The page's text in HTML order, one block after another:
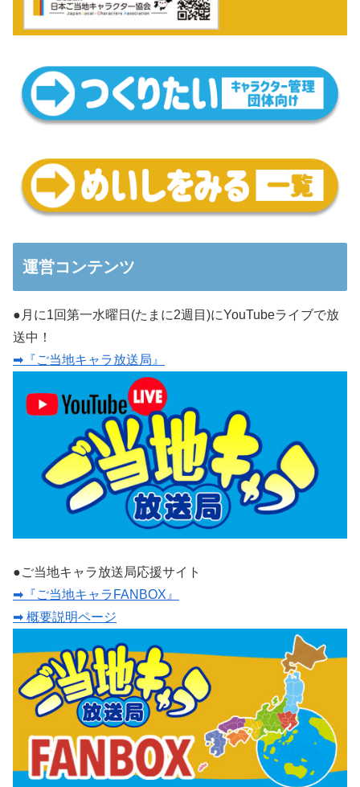
運営コンテンツ
●月に1回第一水曜日(たまに2週目)にYouTubeライブで放
送中！
➡『ご当地キャラ放送局』
●ご当地キャラ放送局応援サイト
➡『ご当地キャラFANBOX』
➡ 概要説明ページ